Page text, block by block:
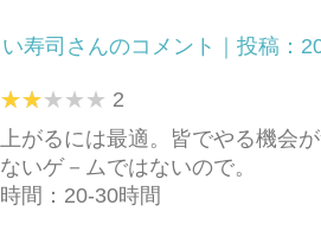
寿司さんのコメント｜投稿：
2
がるには最適。皆でやる機会
いゲ－ムではないので。
間：20-30時間